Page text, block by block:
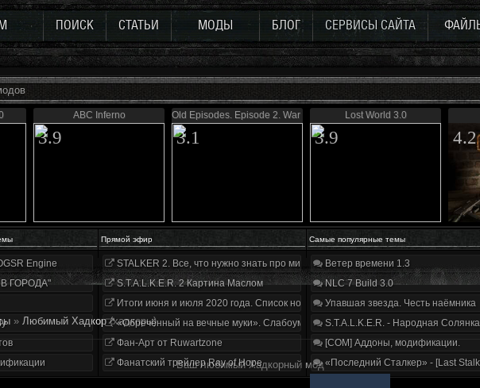
ПОИСК СТАТЬИ МОДЫ БЛОГ СЕРВИСЫ САЙТА
ABC Inferno
3.9
Old Episodes. Episode 2. War of Zone.
3.1
Lost World 3.0
3.9 4.2
Прямой эфир Самые популярные темы
Engine
ГОРОДА"
STALKER 2. Все, что нужно знать про мир, геймплей и сюжет | Разбор трейлера
S.T.A.L.K.E.R. 2 Картина Маслом
Итоги июня и июля 2020 года. Список нововведений
«Обречённый на вечные муки». Слабоумие и отвага
Фан-Арт от Ruwartzone
Фанатский трейлер Ray of Hope
Ветер времени 1.3
NLC 7 Build 3.0
Упавшая звезда. Честь наёмника
S.T.A.L.K.E.R. - Народная
[COM] Аддоны, модификации.
«Последний Сталкер» - [Last
» Любимый Хадкор (хадкоры)
Ваш любимый Хадкорный мод